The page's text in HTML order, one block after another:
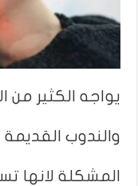
يواجه الكثير
والندوب
المشكلة لانها